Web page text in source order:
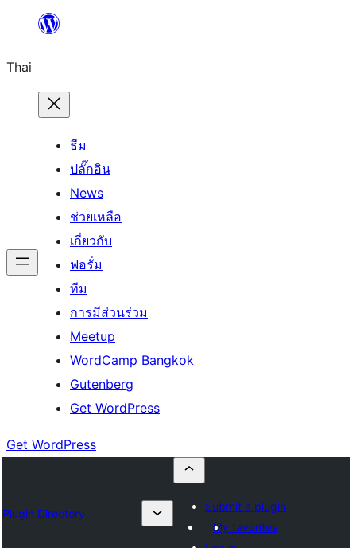
ยัง
เนื้อหา
Thai
ธีม
ปลั๊กอิน
News
ช่วยเหลือ
เกี่ยวกับ
ฟอรั่ม
ทีม
การมีส่วนร่วม
Meetup
WordCamp Bangkok
Gutenberg
Get WordPress
Get WordPress
Plugin Directory
Submit a plugin
My favorites